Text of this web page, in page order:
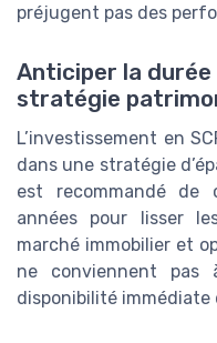
préjugent pas des
Anticiper la
stratégie
L’investissement en
dans une stratégie
est recommandé de
années pour lisser
marché immobilier et
ne conviennent pas
disponibilité immédiate